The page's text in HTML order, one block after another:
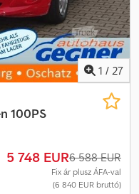
1 / 27
100PS
5 748 EUR6 588 EUR
Fix ár plusz ÁFA-val
(6 840 EUR bruttó)